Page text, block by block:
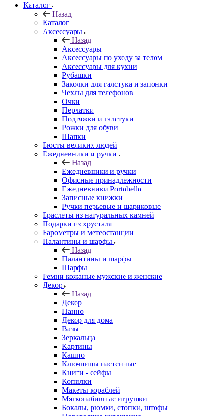
Каталог
Назад
Каталог
Аксессуары
Назад
Аксессуары
Аксессуары по уходу за телом
Аксессуары для кухни
Рубашки
Заколки для галстука и запонки
Чехлы для телефонов
Очки
Перчатки
Подтяжки и галстуки
Рожки для обуви
Шапки
Бюсты великих людей
Ежедневники и ручки
Назад
Ежедневники и ручки
Офисные принадлежности
Ежедневники Portobello
Записные книжки
Ручки перьевые и шариковые
Браслеты из натуральных камней
Подарки из хрусталя
Барометры и метеостанции
Палантины и шарфы
Назад
Палантины и шарфы
Шарфы
Ремни кожаные мужские и женские
Декор
Назад
Декор
Панно
Декор для дома
Вазы
Зеркальца
Картины
Кашпо
Ключницы настенные
Книги - сейфы
Копилки
Макеты кораблей
Мягконабивные игрушки
Бокалы, рюмки, стопки, штофы